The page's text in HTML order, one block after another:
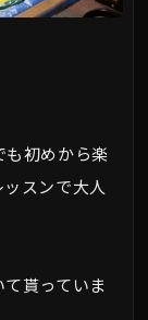
も初めから楽
スンで大人
貰っていま